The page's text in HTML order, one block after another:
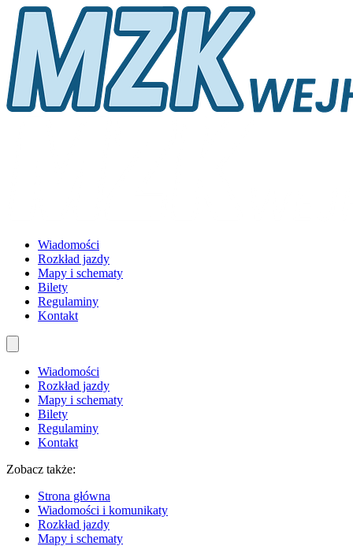
Wiadomości
Rozkład jazdy
Mapy i schematy
Bilety
Regulaminy
Kontakt
Wiadomości
Rozkład jazdy
Mapy i schematy
Bilety
Regulaminy
Kontakt
Zobacz także:
Strona główna
Wiadomości i komunikaty
Rozkład jazdy
Mapy i schematy